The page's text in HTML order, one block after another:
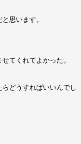
思います。
てくれてよかった。
どうすればいいんでし